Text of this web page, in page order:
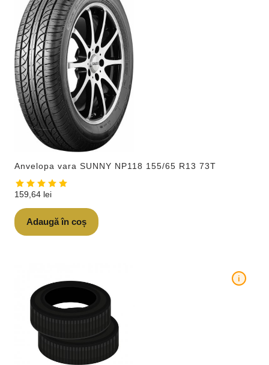
Anvelopa vara SUNNY NP118 155/65 R13 73T
159,64 lei
Adaugă în coș
i